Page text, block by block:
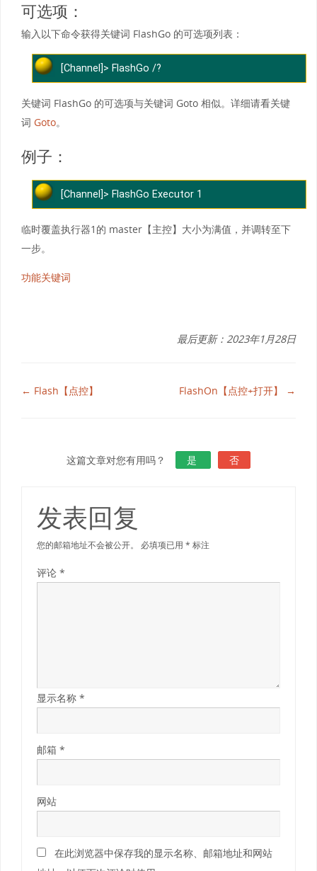
可选项：
输入以下命令获得关键词 FlashGo 的可选项列表：
[Channel]> FlashGo /?
关键词 FlashGo 的可选项与关键词 Goto 相似。详细请看关键
词 Goto。
例子：
[Channel]> FlashGo Executor 1
临时覆盖执行器1的 master【主控】大小为满值，并调转至下
一步。
功能关键词
最后更新：2023年1月28日
← Flash【点控】 FlashOn【点控+打开】 →
这篇文章对您有用吗？ 是 否
发表回复
您的邮箱地址不会被公开。 必填项已用* 标注
评论*
显示名称*
邮箱*
网站
在此浏览器中保存我的显示名称、邮箱地址和网站